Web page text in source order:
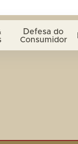
Defesa do
Consumidor